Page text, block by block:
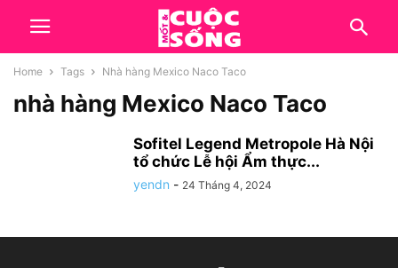
Home Tags Nhà hàng Mexico Naco Taco
nhà hàng Mexico Naco Taco
Sofitel Legend Metropole Hà Nội
tổ chức Lễ hội Ẩm thực...
yendn - 24 Tháng 4, 2024